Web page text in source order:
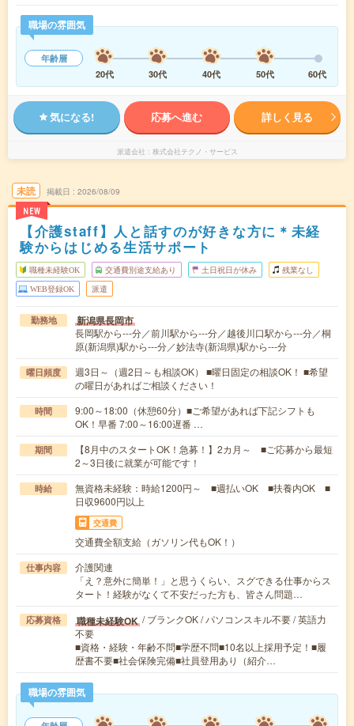
職場の雰囲気
年齢層
20代
30代 40代 50代 60代
気になる! 応募へ進む 詳しく見る
派遣会社 株式会社テクノ・サービス
未読
NEW
掲載日 2026/08/09
【介護staff】人と話すのが好きな方に＊未経
験からはじめる生活サポート
職種未経験OK 交通費別途支給あり 土日祝日が休み 残業なし
WEB登録OK 派遣
勤務地 新潟県長岡市
長岡駅から---分／前川駅から---分／越後川口駅から---分／桐
原(新潟県)駅から---分／妙法寺(新潟県)駅から---分
曜日頻度
週3日～（週2日～も相談OK） ■曜日固定の相談OK！ ■希望
の曜日があればご相談ください！
時間
9:00～18:00（休憩60分）■ご希望があれば下記シフトも
OK！早番 7:00～16:00遅番 …
期間
【8月中のスタートOK！急募！】2カ月～ ■ご応募から最短
2～3日後に就業が可能です！
時給
無資格未経験：時給1200円～ ■週払いOK ■扶養内OK ■
日収9600円以上
交通費
交通費全額支給（ガソリン代もOK！）
仕事内容
介護関連
「え？意外に簡単！」と思うくらい、スグできる仕事からス
タート！経験がなくて不安だった方も、皆さん問題…
応募資格 職種未経験OK / ブランクOK / パソコンスキル不要 / 英語力
不要
■資格・経験・年齢不問■学歴不問■10名以上採用予定！■履
歴書不要■社会保険完備■社員登用あり（紹介…
職場の雰囲気